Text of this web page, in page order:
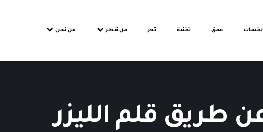
لقيمات عمق تقنية تحر من قطر من نحن
طريق قلم الليزر